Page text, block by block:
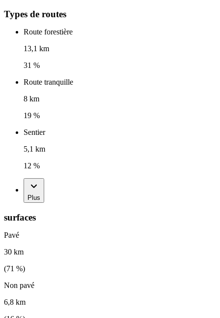
Types de routes
Route forestière
13,1 km
31 %
Route tranquille
8 km
19 %
Sentier
5,1 km
12 %
Plus
surfaces
Pavé
30 km
(71 %)
Non pavé
6,8 km